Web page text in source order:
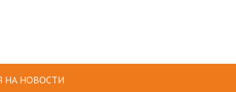
НА НОВОСТИ